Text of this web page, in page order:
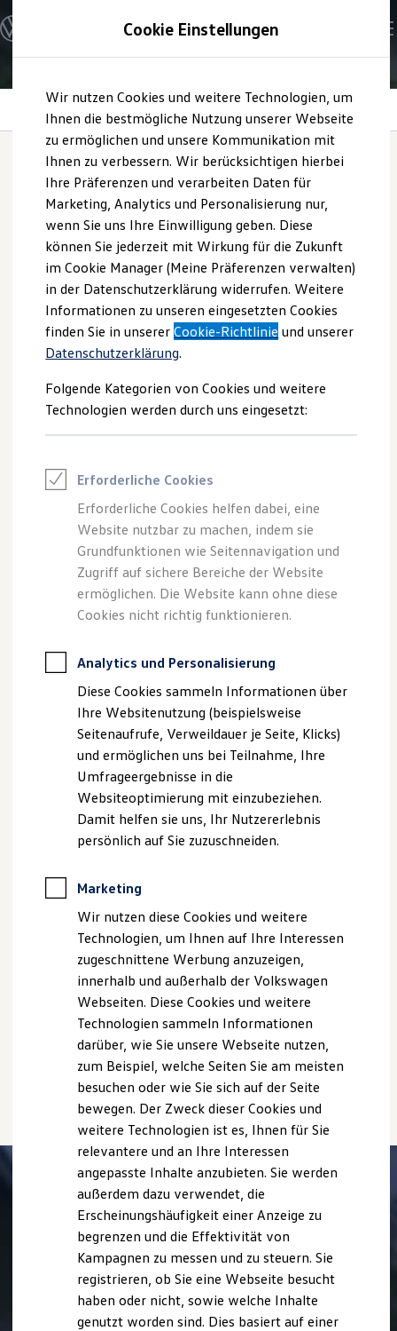
Hauptinhalt
springen
Footer
springen
Modelle und Konfigurator
Konfigurator
Modelle vergleichen
Elektroautos
ENERGY Sondermodelle
Nutzfahrzeuge
SUV und CUV
Familienautos
Kombis
Kompaktwagen
Sportwagen
Schnell verfügbare Fahrzeuge
Angebote und Produkte
Aktuelle Angebote
E-Auto-Förderung
Volkswagen Marktplatz
Die ENERGY Sondermodelle
Junge Gebrauchtwagen und Gebrauchtwagen
Volkswagen Zertifizierte Gebrauchtwagen
Elektromobilität bei Gebrauchtwagen
Saisonangebote
Reifenpakete
Leasing
Leasing-Angebote
Elektroauto Leasing
Kleinwagen-Leasing
Leasing ohne Anzahlung
Finanzierung
Autokredit mit Schlussrate
Versicherungen und Garantien
Kfz-Versicherung
Restschuldversicherungen
Garantien
Professional Class bei Volkswagen
Behörden
Direktkunden
Sonderfahrzeuge
Anpfiff zum Gewinn
Elektromobilität
Elektroautos
ID. Tutorials
Elektrofahrzeugkonzepte
ID. EVERY1
Reichweite
Rekuperation
Laden unterwegs
Laden Zuhause
Ladestationen finden
Ladezeitensimulator
Batterie
Sicherheit
Nachhaltigkeit
Technologie
Kosten und Kauf
Verbrauchskosten
Kaufoptionen
E-Auto-Förderung
Software und Konnektivität
Die ID. Software 6
ID. Software Versionen und Updates
Digitale Extras
Schnittstellen zu Ihrem ID.
Marke und Erlebnis
Volkswagen R und R Experience
R-Modelle
R Experience
Driving Experience
Volkswagen entdecken
Werkbesichtigung
Battery Care
Battery Care
Verbleibende Zeit,
Nutzungsbedingungen
Datenschutzerklärungen
Cookie-Richtlinie
Lizenzhinweise Dritter
Angaben zum Digital Services Act (DSA)
EU Data Act
Produktsicherheitsinformationen
Vertrag Widerrufen
Disclaimer von Volkswagen AG
Abbildung kann je nach Software-Version vom
Auslieferungsstand abweichen.
Die in dieser Darstellung gezeigten Fahrzeuge und
Ausstattungen können in einzelnen Details vom aktuellen
deutschen Lieferprogramm abweichen. Abgebildet sind
teilweise Sonderausstattungen der Fahrzeuge gegen
Mehrpreis.
Bitte beachten Sie auch unseren Konfigurator für eine
Die angegebenen Verbrauchs- und Emissionswerte beziehen
sich nicht auf ein einzelnes Fahrzeug und sind nicht Bestandteil
des Angebots, sondern dienen allein Vergleichszwecken
zwischen den verschiedenen Fahrzeugtypen.
Zusatzausstattungen undZubehör
(Anbauteile, Reifenformat
usw.) können relevante Fahrzeugparameter, wie
Rollwiderstand und Aerodynamik verändern und neben
Witterungs- und Verkehrsbedingungen sowie dem
individuellen Fahrverhalten den Kraftstoffverbrauch, den
Stromverbrauch, die CO₂-Emissionen und die
Fahrleistungswerte eines Fahrzeugs beeinflussen.
Cookie Einstellungen
Wir nutzen Cookies und weitere Technologien, um
Ihnen die bestmögliche Nutzung unserer Webseite
zu ermöglichen und unsere Kommunikation mit
Ihnen zu verbessern. Wir berücksichtigen hierbei
Ihre Präferenzen und verarbeiten Daten für
Marketing, Analytics und Personalisierung nur,
wenn Sie uns Ihre Einwilligung geben. Diese
können Sie jederzeit mit Wirkung für die Zukunft
im Cookie Manager (Meine Präferenzen verwalten)
in der Datenschutzerklärung widerrufen. Weitere
Informationen zu unseren eingesetzten Cookies
finden Sie in unsererCookie-Richtlinie und unserer
Datenschutzerklärung.
Folgende Kategorien von Cookies und weitere
Technologien werden durch uns eingesetzt:
Erforderliche Cookies
Erforderliche Cookies helfen dabei, eine
Website nutzbar zu machen, indem sie
Grundfunktionen wie Seitennavigation und
Zugriff auf sichere Bereiche der Website
ermöglichen. Die Website kann ohne diese
Cookies nicht richtig funktionieren.
Analytics und Personalisierung
Diese Cookies sammeln Informationen über
Ihre Websitenutzung (beispielsweise
Seitenaufrufe, Verweildauer je Seite, Klicks)
und ermöglichen uns bei Teilnahme, Ihre
Umfrageergebnisse in die
Websiteoptimierung mit einzubeziehen.
Damit helfen sie uns, Ihr Nutzererlebnis
persönlich auf Sie zuzuschneiden.
Marketing
Wir nutzen diese Cookies und weitere
Technologien, um Ihnen auf Ihre Interessen
zugeschnittene Werbung anzuzeigen,
innerhalb und außerhalb der Volkswagen
Webseiten. Diese Cookies und weitere
Technologien sammeln Informationen
darüber, wie Sie unsere Webseite nutzen,
zum Beispiel, welche Seiten Sie am meisten
besuchen oder wie Sie sich auf der Seite
bewegen. Der Zweck dieser Cookies und
weitere Technologien ist es, Ihnen für Sie
relevantere und an Ihre Interessen
angepasste Inhalte anzubieten. Sie werden
außerdem dazu verwendet, die
Erscheinungshäufigkeit einer Anzeige zu
begrenzen und die Effektivität von
Kampagnen zu messen und zu steuern. Sie
registrieren, ob Sie eine Webseite besucht
haben oder nicht, sowie welche Inhalte
genutzt worden sind. Dies basiert auf einer